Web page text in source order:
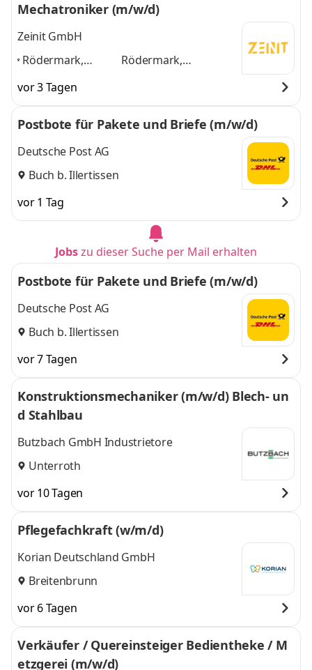
Mechatroniker (m/w/d)
Zeinit GmbH
Rödermark,
Rodgau,
Dietzenbach,
Babenhausen,
Dreieich
Rödermark,
Babenhausen,
Dreieichund 4 weitere
vor 3 Tagen
Postbote für Pakete und Briefe (m/w/d)
Deutsche Post AG
Buch b. Illertissen
vor 1 Tag
Jobszu dieser Suche per Mail erhalten
Postbote für Pakete und Briefe (m/w/d)
Deutsche Post AG
Buch b. Illertissen
vor 7 Tagen
Konstruktionsmechaniker (m/w/d) Blech- un
d Stahlbau
Butzbach GmbH Industrietore
Unterroth
vor 10 Tagen
Pflegefachkraft (w/m/d)
Korian Deutschland GmbH
Breitenbrunn
vor 6 Tagen
Verkäufer / Quereinsteiger Bedientheke / M
etzgerei (m/w/d)